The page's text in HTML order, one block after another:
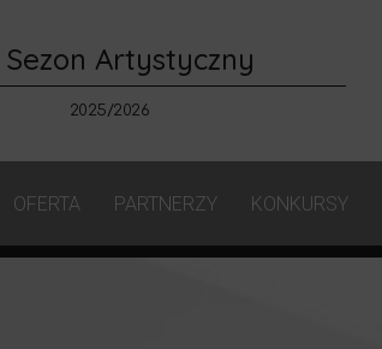
Sezon Artystyczny
2025/2026
OFERTA PARTNERZY KONKURSY